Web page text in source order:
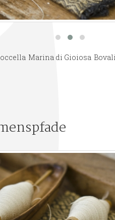
Marina di Gioiosa